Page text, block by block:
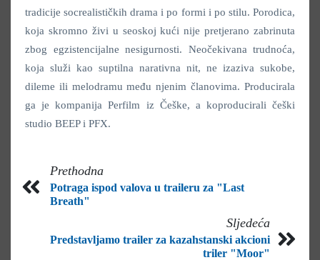
tradicije socrealističkih drama i po formi i po stilu. Porodica,
koja skromno živi u seoskoj kući nije pretjerano zabrinuta
zbog egzistencijalne nesigurnosti. Neočekivana trudnoća,
koja služi kao suptilna narativna nit, ne izaziva sukobe,
dileme ili melodramu među njenim članovima. Producirala
ga je kompanija Perfilm iz Češke, a koproducirali češki
studio BEEP i PFX.
Prethodna
Potraga ispod valova u traileru za "Last
Breath"
Sljedeća
Predstavljamo trailer za kazahstanski akcioni
triler "Moor"